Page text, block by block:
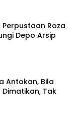
Perpustaan Roza
Depo Arsip
Antokan, Bila
Dimatikan, Tak